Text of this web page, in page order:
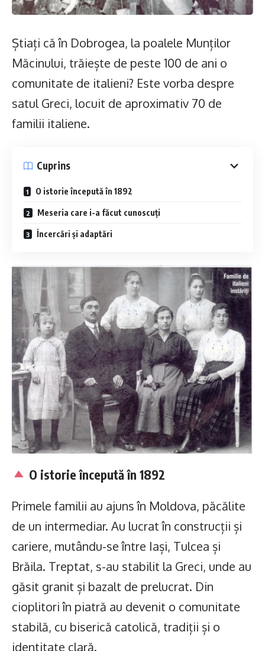
Știați că în Dobrogea, la poalele Munților
Măcinului, trăiește de peste 100 de ani o
comunitate de italieni? Este vorba despre
satul Greci, locuit de aproximativ 70 de
familii italiene.
Cuprins
O istorie începută în 1892
Meseria care i-a făcut cunoscuți
Încercări și adaptări
O istorie începută în 1892
Primele familii au ajuns în Moldova, păcălite
de un intermediar. Au lucrat în construcții și
cariere, mutându-se între Iași, Tulcea și
Brăila. Treptat, s-au stabilit la Greci, unde au
găsit granit și bazalt de prelucrat. Din
cioplitori în piatră au devenit o comunitate
stabilă, cu biserică catolică, tradiții și o
identitate clară.